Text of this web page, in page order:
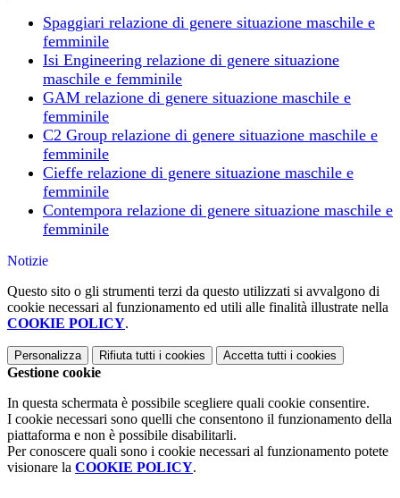
Spaggiari relazione di genere situazione maschile e
femminile
Isi Engineering relazione di genere situazione
maschile e femminile
GAM relazione di genere situazione maschile e
femminile
C2 Group relazione di genere situazione maschile e
femminile
Cieffe relazione di genere situazione maschile e
femminile
Contempora relazione di genere situazione maschile e
femminile
Notizie
Questo sito o gli strumenti terzi da questo utilizzati si avvalgono di
cookie necessari al funzionamento ed utili alle finalità illustrate nella
COOKIE POLICY.
Personalizza Rifiuta tutti i cookies Accetta tutti i cookies
Gestione cookie
In questa schermata è possibile scegliere quali cookie consentire.
I cookie necessari sono quelli che consentono il funzionamento della
piattaforma e non è possibile disabilitarli.
Per conoscere quali sono i cookie necessari al funzionamento potete
visionare la COOKIE POLICY.